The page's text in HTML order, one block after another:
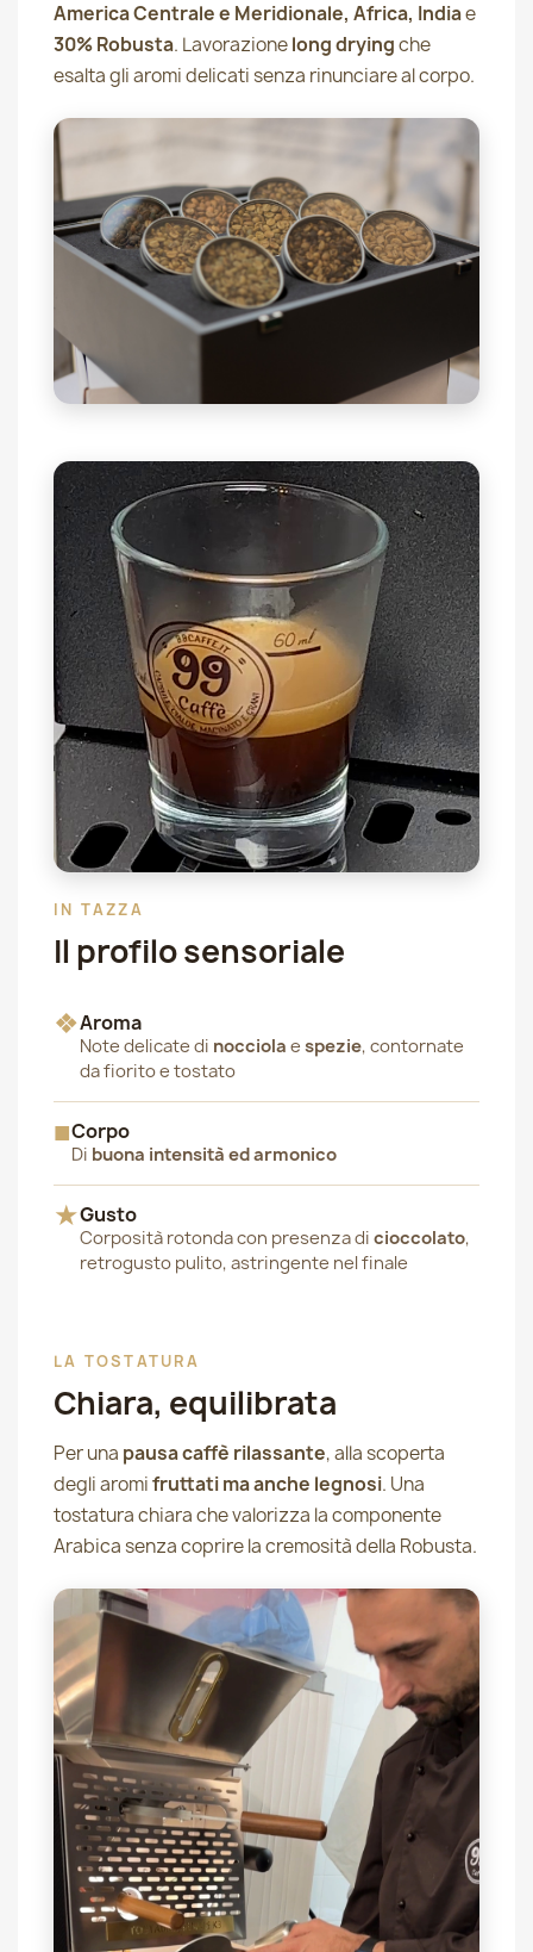
America Centrale e Meridionale, Africa, Indiae
30% Robusta. Lavorazionelong dryingche
esalta gli aromi delicati senza rinunciare al corpo.
IN TAZZA
Il profilo sensoriale
❖Aroma
Note delicate di nocciola e spezie, contornate
da fiorito e tostato
■Corpo
Di buona intensità ed armonico
★Gusto
Corposità rotonda con presenza di cioccolato,
retrogusto pulito, astringente nel finale
LA TOSTATURA
Chiara, equilibrata
Per una pausa caffè rilassante, alla scoperta
degli aromifruttati ma anche legnosi. Una
tostatura chiara che valorizza la componente
Arabica senza coprire la cremosità della Robusta.